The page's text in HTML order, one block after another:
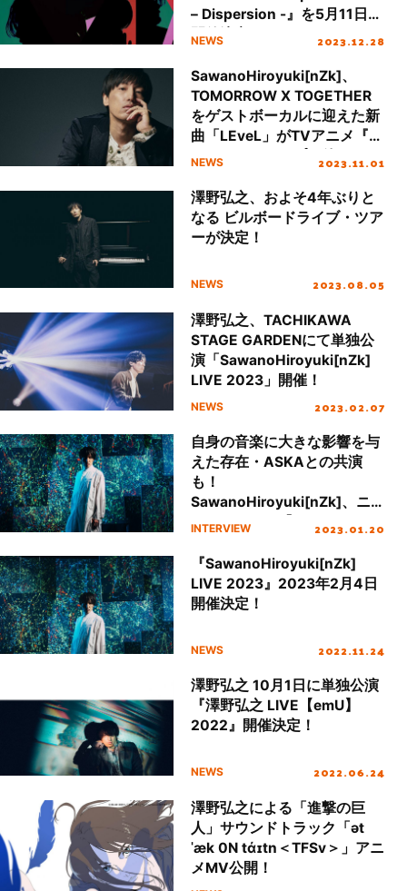
– Dispersion -』を5月11日に
開催決定！
NEWS 2023.12.28
SawanoHiroyuki[nZk]、
TOMORROW X TOGETHER
をゲストボーカルに迎えた新
曲「LEveL」がTVアニメ『俺
だけレベルアップな件』の
NEWS 2023.11.01
澤野弘之、およそ4年ぶりと
なる ビルボードライブ・ツア
ーが決定！
NEWS 2023.08.05
澤野弘之、TACHIKAWA
STAGE GARDENにて単独公
演「SawanoHiroyuki[nZk]
LIVE 2023」開催！
NEWS 2023.02.07
自身の音楽に大きな影響を与
えた存在・ASKAとの共演
も！
SawanoHiroyuki[nZk]、ニ
ューアルバム『V』リリース
INTERVIEW 2023.01.20
『SawanoHiroyuki[nZk]
LIVE 2023』2023年2月4日
開催決定！
NEWS 2022.11.24
澤野弘之 10月1日に単独公演
『澤野弘之 LIVE【emU】
2022』開催決定！
NEWS 2022.06.24
澤野弘之による「進撃の巨
人」サウンドトラック「ət
ˈæk 0N tάɪtn＜TFSv＞」アニ
メMV公開！